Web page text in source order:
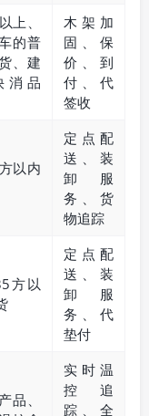
上、
的普
、建
消品
木架加
固、保
价、到
付、代
签收
以内
定点配
送、装
卸服
务、货
物追踪
方以
定点配
送、装
卸服
务、代
垫付
品、
实时温
控追
踪、全